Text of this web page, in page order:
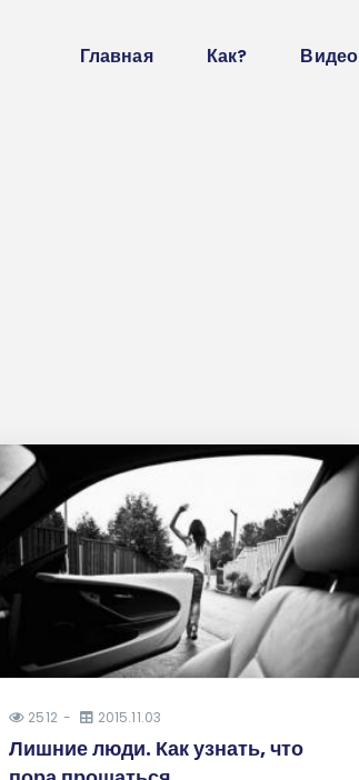
Главная Как? Видео
2512 2015.11.03
Лишние люди. Как узнать, что